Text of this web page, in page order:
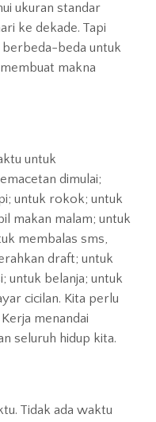
ukuran standar
ke dekade. Tapi
beda untuk
makna
untuk
dimulai;
untuk rokok; untuk
makan malam; untuk
membalas sms,
draft; untuk
untuk belanja; untuk
cicilan. Kita perlu
menandai
seluruh hidup kita.
Tidak ada waktu